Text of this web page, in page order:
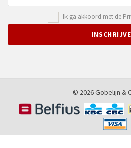
Ik ga akkoord met de
© 2026 Gobelijn &